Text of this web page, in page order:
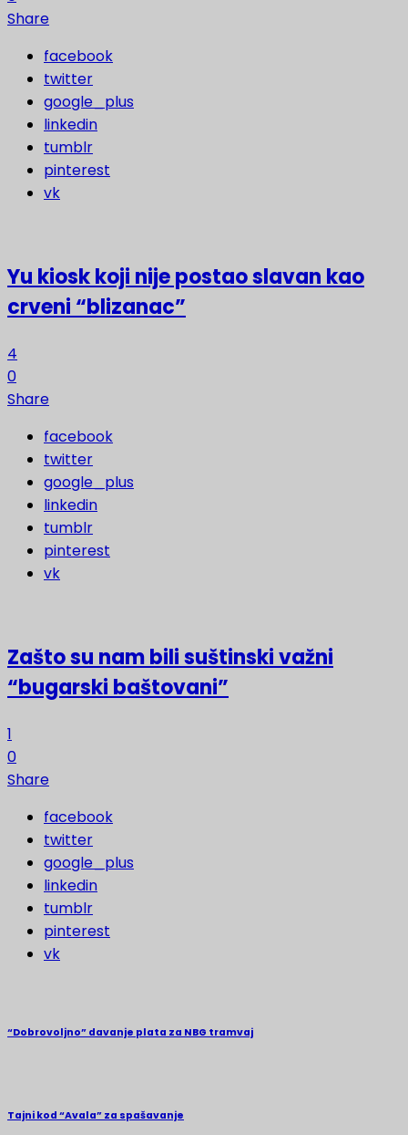
Share
facebook
twitter
google_plus
linkedin
tumblr
pinterest
vk
Yu kiosk koji nije postao slavan kao
crveni “blizanac”
4
0
Share
facebook
twitter
google_plus
linkedin
tumblr
pinterest
vk
Zašto su nam bili suštinski važni
“bugarski baštovani”
1
0
Share
facebook
twitter
google_plus
linkedin
tumblr
pinterest
vk
“Dobrovoljno” davanje plata za NBG tramvaj
Tajni kod “Avala” za spašavanje